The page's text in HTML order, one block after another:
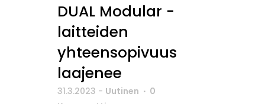
DUAL Modular -
laitteiden
yhteensopivuus
laajenee
31.3.2023 - Uutinen
0